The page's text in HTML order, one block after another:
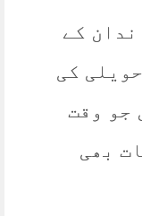
کے
کی
جو وقت
بھی